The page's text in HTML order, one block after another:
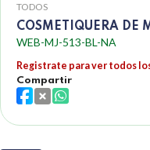
TODOS
COSMETIQUERA DE
WEB-MJ-513-BL-NA
Registrate para ver todos
Compartir